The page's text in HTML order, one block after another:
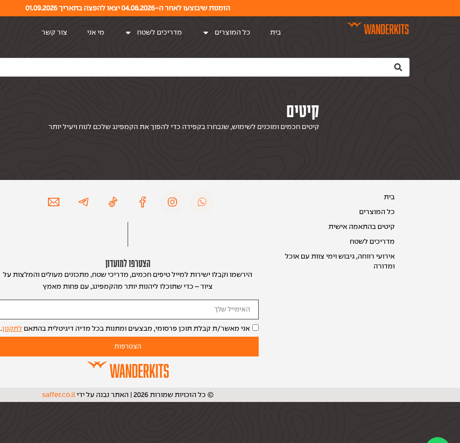
הזמנות שיבוצעו לאחר ה-04.08.2026 יצאו להפצה בתאריך 01.09.2026
בית כל המוצרים מדריכים לשטח מי אני צור קשר
קיטים
קיטים חכמים ומוכנים לשימוש, שנבחרו בקפידה כדי להפוך את הקמפינג שלכם לנוח ויעיל יותר
בית
כל המוצרים
קיטים בהתאמה אישית
מדריכים לשטח
אירועי רווחה, גיבוש וימי צוות עם אוכל
ומדורה
הצטרפו למועדון
הירשמו וקבלו ישירות למייל טיפים חכמים, מדריכי שטח, מתכונים מעולים והמלצות על
ציוד – כדי שתוכלו ליהנות יותר מהקמפינג, עם פחות מאמץ
אני מאשר/ת קבלת תוכן פרסומי, מבצעים ומתנות בכל מדיה דיגיטלית בהתאם לתקנון.
הצטרפות
© כל הזכויות שמורות 2026 | האתר נבנה על ידי saffer.co.il